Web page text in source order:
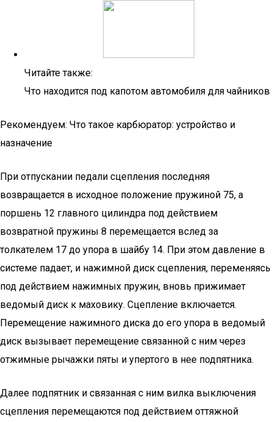
Читайте также:
Что находится под капотом автомобиля для чайников
Рекомендуем: Что такое карбюратор: устройство и
назначение
При отпускании педали сцепления последняя
возвращается в исходное положение пружиной 75, а
поршень 12 главного цилиндра под действием
возвратной пружины 8 перемещается вслед за
толкателем 17 до упора в шайбу 14. При этом давление в
системе падает, и нажимной диск сцепления, переменяясь
под действием нажимных пружин, вновь прижимает
ведомый диск к маховику. Сцепление включается.
Перемещение нажимного диска до его упора в ведомый
диск вызывает перемещение связанной с ним через
отжимные рычажки пяты и упертого в нее подпятника.
Далее подпятник и связанная с ним вилка выключения
сцепления перемещаются под действием оттяжной